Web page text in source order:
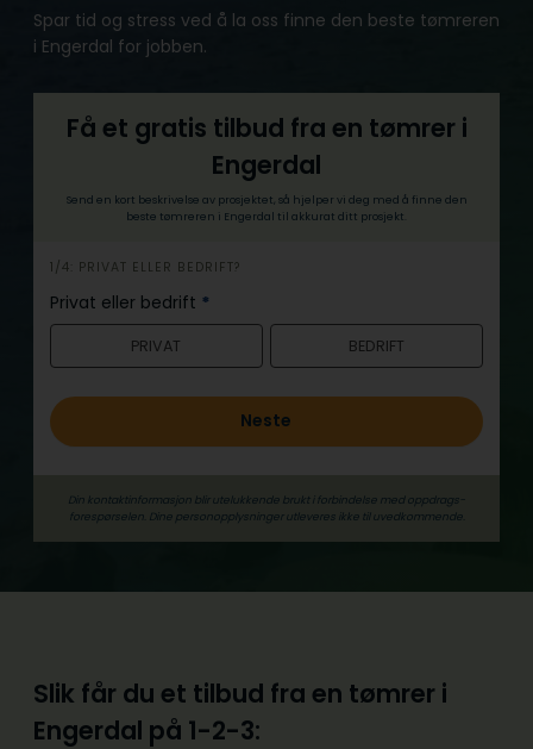
Spar tid og stress ved å la oss finne den beste tømreren
i Engerdal for jobben.
Få et gratis tilbud fra en tømrer i
Engerdal
Send en kort beskrivelse av prosjektet, så hjelper vi deg med å finne den
beste tømreren i Engerdal til akkurat ditt prosjekt.
h
e
r
1/4: PRIVAT ELLER BEDRIFT?
Privat eller bedrift *
PRIVAT BEDRIFT
Neste
Din kontaktinformasjon blir utelukkende brukt i forbindelse med oppdrags­
forespørselen. Dine person­­opplysninger utleveres ikke til uvedkommende.
Slik får du et tilbud fra en tømrer i
Engerdal på 1-2-3: